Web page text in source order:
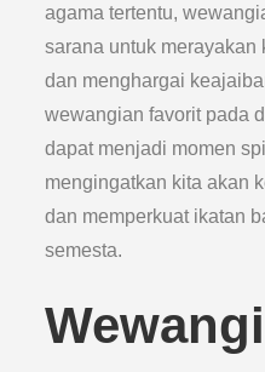
agama tertentu,
sarana untuk merayakan
dan menghargai
wewangian favorit pada
dapat menjadi momen
mengingatkan kita akan
dan memperkuat ikatan
semesta.